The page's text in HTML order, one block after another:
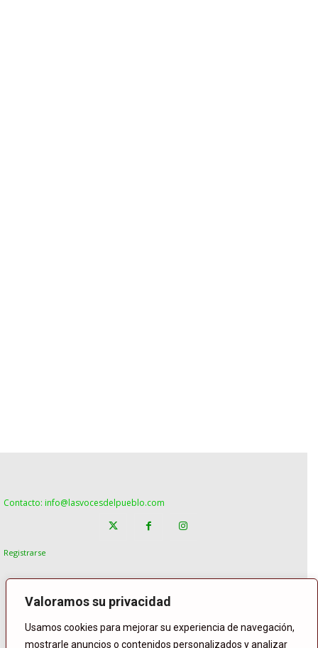
Valoramos su privacidad
Usamos cookies para mejorar su experiencia de navegación,
mostrarle anuncios o contenidos personalizados y analizar
Contacto: info@lasvocesdelpueblo.com
Registrarse